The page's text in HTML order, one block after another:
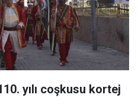
yılı coşkusu kortej